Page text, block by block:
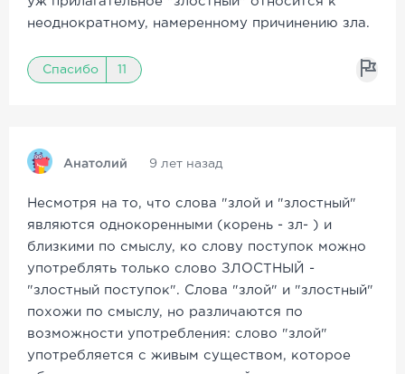
неоднократному, намеренному причинению зла.
Спасибо 11
Анатолий 9 лет назад
Несмотря на то, что слова "злой и "злостный"
являются однокоренными (корень - зл- ) и
близкими по смыслу, ко слову поступок можно
употреблять только слово ЗЛОСТНЫЙ -
"злостный поступок". Слова "злой" и "злостный"
похожи по смыслу, но различаются по
возможности употребления: слово "злой"
употребляется с живым существом, которое